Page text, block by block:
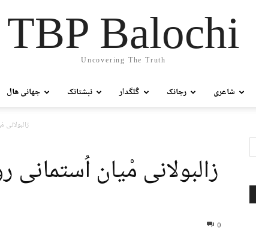
TBP Balochi
Uncovering The Truth
جھانی ھال نبشتانک گُلگدار رجانک شاعری
زالبولانی
زالبولانی مْیان اُستمانی
0